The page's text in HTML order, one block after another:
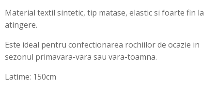
Material textil sintetic, tip matase, elastic si foarte fin la
atingere.
Este ideal pentru confectionarea rochiilor de ocazie in
sezonul primavara-vara sau vara-toamna.
Latime: 150cm